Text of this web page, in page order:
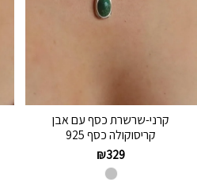
קרני-שרשרת כסף עם אבן
קריסוקולה כסף 925
₪329